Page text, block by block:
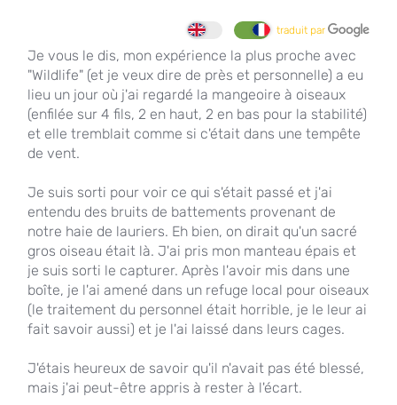
traduit par
Je vous le dis, mon expérience la plus proche avec
"Wildlife" (et je veux dire de près et personnelle) a eu
lieu un jour où j'ai regardé la mangeoire à oiseaux
(enfilée sur 4 fils, 2 en haut, 2 en bas pour la stabilité)
et elle tremblait comme si c'était dans une tempête
de vent.
Je suis sorti pour voir ce qui s'était passé et j'ai
entendu des bruits de battements provenant de
notre haie de lauriers. Eh bien, on dirait qu'un sacré
gros oiseau était là. J'ai pris mon manteau épais et
je suis sorti le capturer. Après l'avoir mis dans une
boîte, je l'ai amené dans un refuge local pour oiseaux
(le traitement du personnel était horrible, je le leur ai
fait savoir aussi) et je l'ai laissé dans leurs cages.
J'étais heureux de savoir qu'il n'avait pas été blessé,
mais j'ai peut-être appris à rester à l'écart.